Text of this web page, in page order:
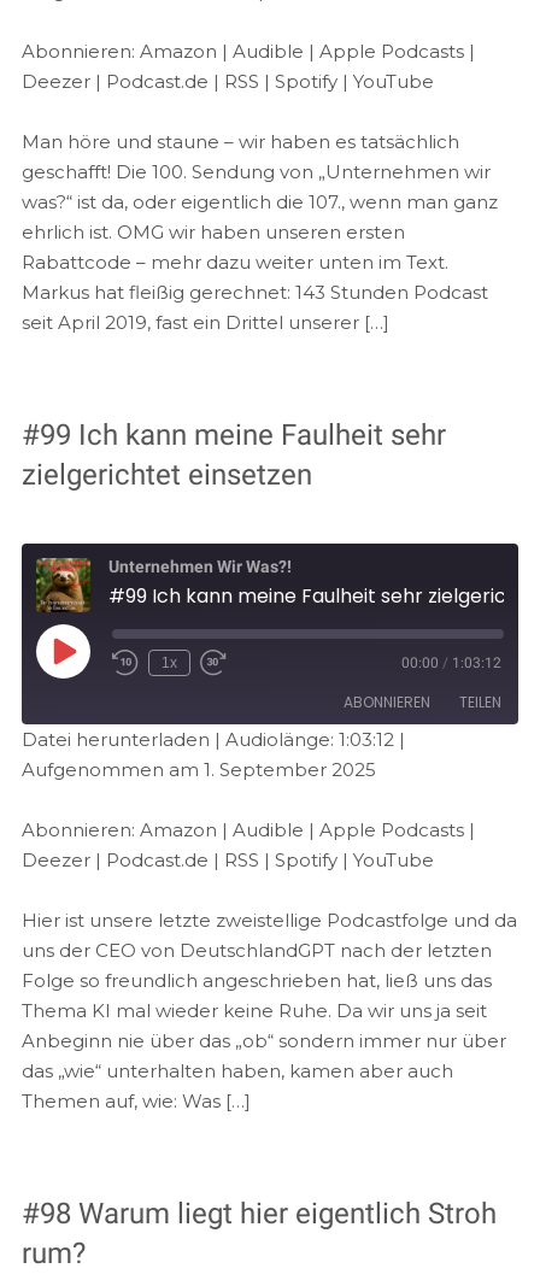
RSS FEED
LINK
EMBED
Abonnieren: Amazon | Audible | Apple Podcasts|
Deezer| Podcast.de | RSS | Spotify| YouTube
Man höre und staune – wir haben es tatsächlich
geschafft! Die 100. Sendung von „Unternehmen wir
was?“ ist da, oder eigentlich die 107., wenn man ganz
ehrlich ist. OMG wir haben unseren ersten
Rabattcode – mehr dazu weiter unten im Text.
Markus hat fleißig gerechnet: 143 Stunden Podcast
seit April 2019, fast ein Drittel unserer […]
#99 Ich kann meine Faulheit sehr
zielgerichtet einsetzen
Unternehmen Wir Was?!
1x 00:00 / 1:03:12
ABONNIEREN TEILEN
Amazon Audible
RSS FEED
TEILEN
LINK
EMBED
Datei herunterladen | Audiolänge: 1:03:12|
Aufgenommen am 1. September 2025
Abonnieren: Amazon | Audible | Apple Podcasts|
Deezer| Podcast.de | RSS | Spotify| YouTube
Hier ist unsere letzte zweistellige Podcastfolge und da
uns der CEO von DeutschlandGPT nach der letzten
Folge so freundlich angeschrieben hat, ließ uns das
Thema KI mal wieder keine Ruhe. Da wir uns ja seit
Anbeginn nie über das „ob“ sondern immer nur über
das „wie“ unterhalten haben, kamen aber auch
Themen auf, wie: Was […]
#98 Warum liegt hier eigentlich Stroh
rum?